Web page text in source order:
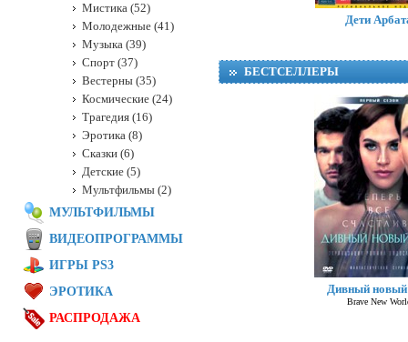
Дети
БЕСТСЕЛЛЕРЫ
Дивный
Brave New
Мистика (52)
Молодежные (41)
Музыка (39)
Спорт (37)
Вестерны (35)
Космические (24)
Трагедия (16)
Эротика (8)
Сказки (6)
Детские (5)
Мультфильмы (2)
МУЛЬТФИЛЬМЫ
ВИДЕОПРОГРАММЫ
ИГРЫ PS3
ЭРОТИКА
РАСПРОДАЖА